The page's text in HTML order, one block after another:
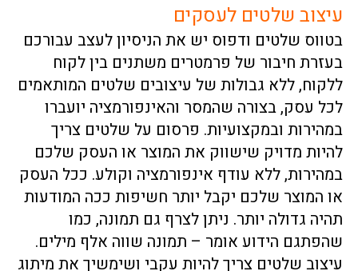
עיצוב שלטים לעסקים
בטווס שלטים ודפוס יש את הניסיון לעצב עבורכם
בעזרת חיבור של פרמטרים משתנים בין לקוח
ללקוח, ללא גבולות של עיצובים שלטים המותאמים
לכל עסק, בצורה שהמסר והאינפורמציה יועברו
במהירות ובמקצועיות. פרסום על שלטים צריך
להיות מדויק שישווק את המוצר או העסק שלכם
במהירות, ללא עודף אינפורמציה וקולע. ככל העסק
או המוצר שלכם יקבל יותר חשיפות ככה המודעות
תהיה גדולה יותר. ניתן לצרף גם תמונה, כמו
שהפתגם הידוע אומר – תמונה שווה אלף מילים.
עיצוב שלטים צריך להיות עקבי ושימשיך את מיתוג